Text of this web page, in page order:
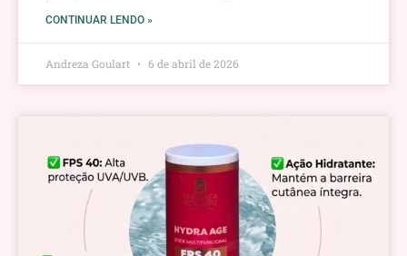
CONTINUAR LENDO »
Andreza Goulart 6 de abril de 2026